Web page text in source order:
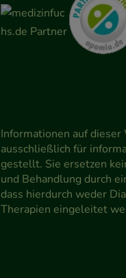
Informationen auf
ausschließlich für
gestellt. Sie ersetzen
und Behandlung durch
dass hierdurch weder
Therapien eingeleitet